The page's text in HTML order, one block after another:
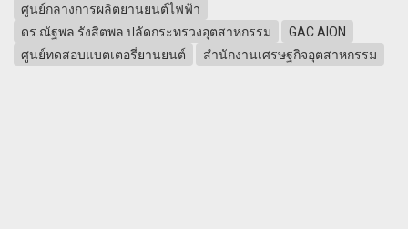
ศูนย์กลางการผลิตยานยนต์ไฟฟ้า
ดร.ณัฐพล รังสิตพล ปลัดกระทรวงอุตสาหกรรม
GAC AION
ศูนย์ทดสอบแบตเตอรี่ยานยนต์
สำนักงานเศรษฐกิจอุตสาหกรรม